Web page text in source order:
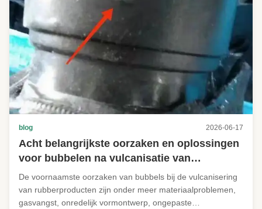
blog 2026-06-17
Acht belangrijkste oorzaken en oplossingen
voor bubbelen na vulcanisatie van
rubberproducten
De voornaamste oorzaken van bubbels bij de vulcanisering
van rubberproducten zijn onder meer materiaalproblemen,
gasvangst, onredelijk vormontwerp, ongepaste